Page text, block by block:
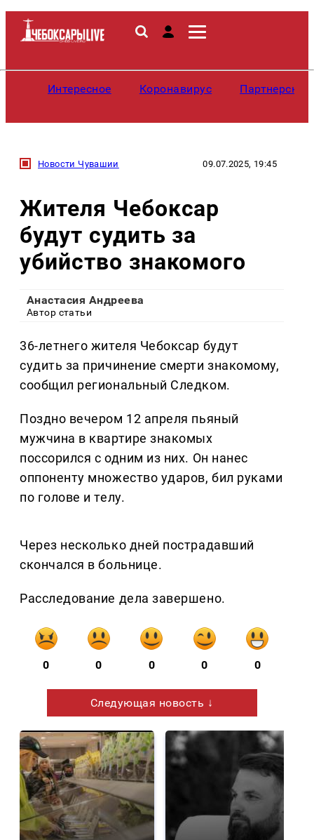
Интересное Коронавирус
Новости Чувашии 09.07.2025, 19:45
Жителя Чебоксар
будут судить за
убийство знакомого
Анастасия Андреева
Автор статьи
36-летнего жителя Чебоксар будут
судить за причинение смерти знакомому,
сообщил региональный Следком.
Поздно вечером 12 апреля пьяный
мужчина в квартире знакомых
поссорился с одним из них. Он нанес
оппоненту множество ударов, бил руками
по голове и телу.
Через несколько дней пострадавший
скончался в больнице.
Расследование дела завершено.
0 0 0 0 0
Следующая новость ↓